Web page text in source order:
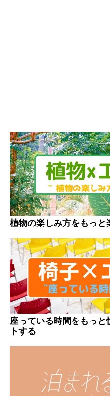
植物の楽しみ方をもっと
座っている時間をもっ
トする